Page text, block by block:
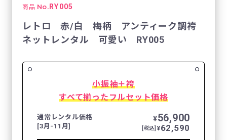
商品 No. RY005
レトロ 赤/白 梅柄 アンティーク調袴
ネットレンタル 可愛い RY005
小振袖＋袴
すべて揃ったフルセット価格
通常レンタル価格
[3月-11月]
¥56,900
[税込] ¥62,590